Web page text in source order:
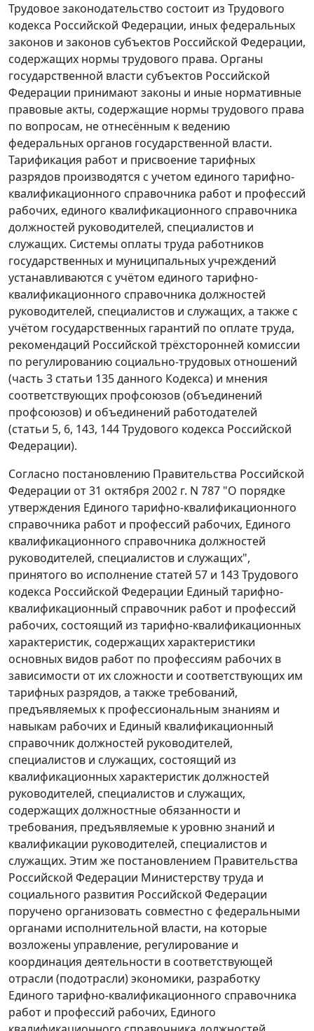
Трудовое законодательство состоит из Трудового
кодекса Российской Федерации, иных федеральных
законов и законов субъектов Российской Федерации,
содержащих нормы трудового права. Органы
государственной власти субъектов Российской
Федерации принимают законы и иные нормативные
правовые акты, содержащие нормы трудового права
по вопросам, не отнесённым к ведению
федеральных органов государственной власти.
Тарификация работ и присвоение тарифных
разрядов производятся с учетом единого тарифно-
квалификационного справочника работ и профессий
рабочих, единого квалификационного справочника
должностей руководителей, специалистов и
служащих. Системы оплаты труда работников
государственных и муниципальных учреждений
устанавливаются с учётом единого тарифно-
квалификационного справочника должностей
руководителей, специалистов и служащих, а также с
учётом государственных гарантий по оплате труда,
рекомендаций Российской трёхсторонней комиссии
по регулированию социально-трудовых отношений
(часть 3 статьи 135данного Кодекса) и мнения
соответствующих профсоюзов (объединений
профсоюзов) и объединений работодателей
(статьи 5, 6, 143, 144Трудового кодекса Российской
Федерации).
Согласно постановлению Правительства Российской
Федерации от 31 октября 2002 г. N 787 "О порядке
утверждения Единого тарифно-квалификационного
справочника работ и профессий рабочих, Единого
квалификационного справочника должностей
руководителей, специалистов и служащих",
принятого во исполнение статей 57 и 143Трудового
кодекса Российской Федерации Единый тарифно-
квалификационный справочник работ и профессий
рабочих, состоящий из тарифно-квалификационных
характеристик, содержащих характеристики
основных видов работ по профессиям рабочих в
зависимости от их сложности и соответствующих им
тарифных разрядов, а также требований,
предъявляемых к профессиональным знаниям и
навыкам рабочих и Единый квалификационный
справочникдолжностей руководителей,
специалистов и служащих, состоящий из
квалификационных характеристик должностей
руководителей, специалистов и служащих,
содержащих должностные обязанности и
требования, предъявляемые к уровню знаний и
квалификации руководителей, специалистов и
служащих. Этим же постановлением Правительства
Российской Федерации Министерству труда и
социального развития Российской Федерации
поручено организовать совместно с федеральными
органами исполнительной власти, на которые
возложены управление, регулирование и
координация деятельности в соответствующей
отрасли (подотрасли) экономики, разработку
Единого тарифно-квалификационного справочника
работ и профессий рабочих, Единого